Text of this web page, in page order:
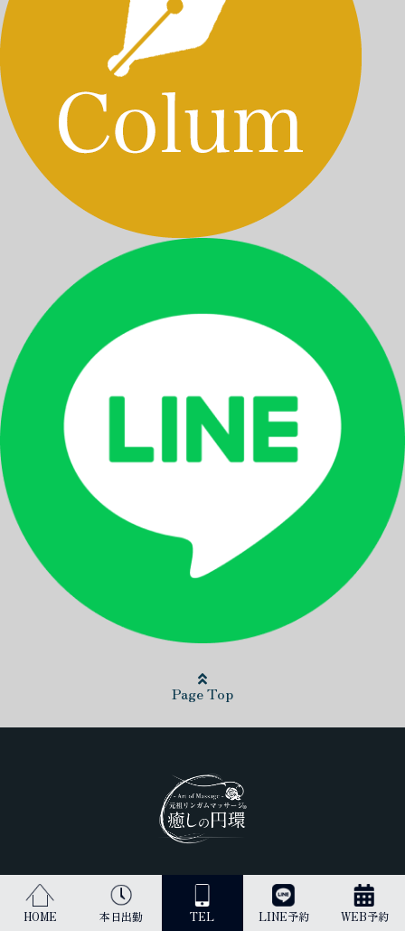
HOME 本日出勤 TEL LINE予約 WEB予約
Page Top
日本最高峰のリンガムマッサージ（男性器への丁寧なマッサージ）を
受けられるのは当店だけです。
古来より、王のみに与えられてきた施術を貴方にご提供します。